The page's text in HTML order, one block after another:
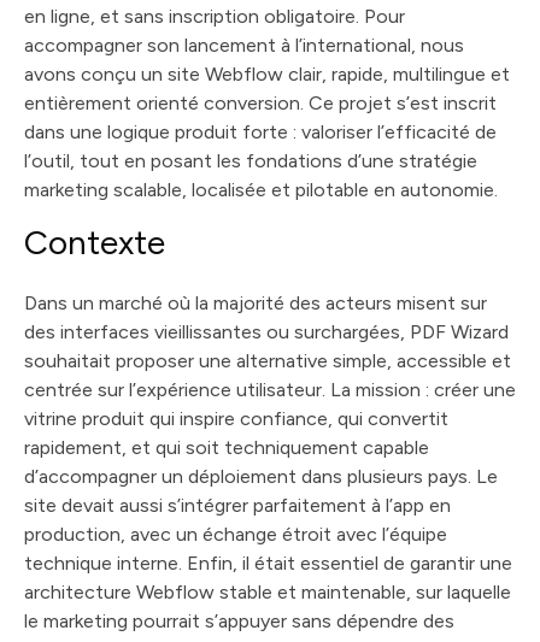
en ligne, et sans inscription obligatoire. Pour
accompagner son lancement à l’international, nous
avons conçu un site Webflow clair, rapide, multilingue et
entièrement orienté conversion. Ce projet s’est inscrit
dans une logique produit forte : valoriser l’efficacité de
l’outil, tout en posant les fondations d’une stratégie
marketing scalable, localisée et pilotable en autonomie.
Contexte
Dans un marché où la majorité des acteurs misent sur
des interfaces vieillissantes ou surchargées, PDF Wizard
souhaitait proposer une alternative simple, accessible et
centrée sur l’expérience utilisateur. La mission : créer une
vitrine produit qui inspire confiance, qui convertit
rapidement, et qui soit techniquement capable
d’accompagner un déploiement dans plusieurs pays. Le
site devait aussi s’intégrer parfaitement à l’app en
production, avec un échange étroit avec l’équipe
technique interne. Enfin, il était essentiel de garantir une
architecture Webflow stable et maintenable, sur laquelle
le marketing pourrait s’appuyer sans dépendre des